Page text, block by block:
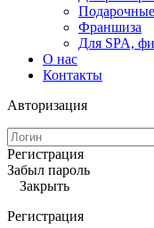
Франшиза
Для SPA,
О нас
Контакты
Авторизация
Регистрация
Забыл пароль
Закрыть
Регистрация